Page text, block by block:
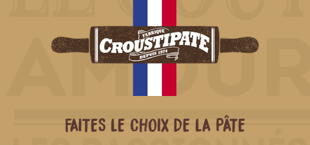
FAITES LE CHOIX DE LA PÂTE